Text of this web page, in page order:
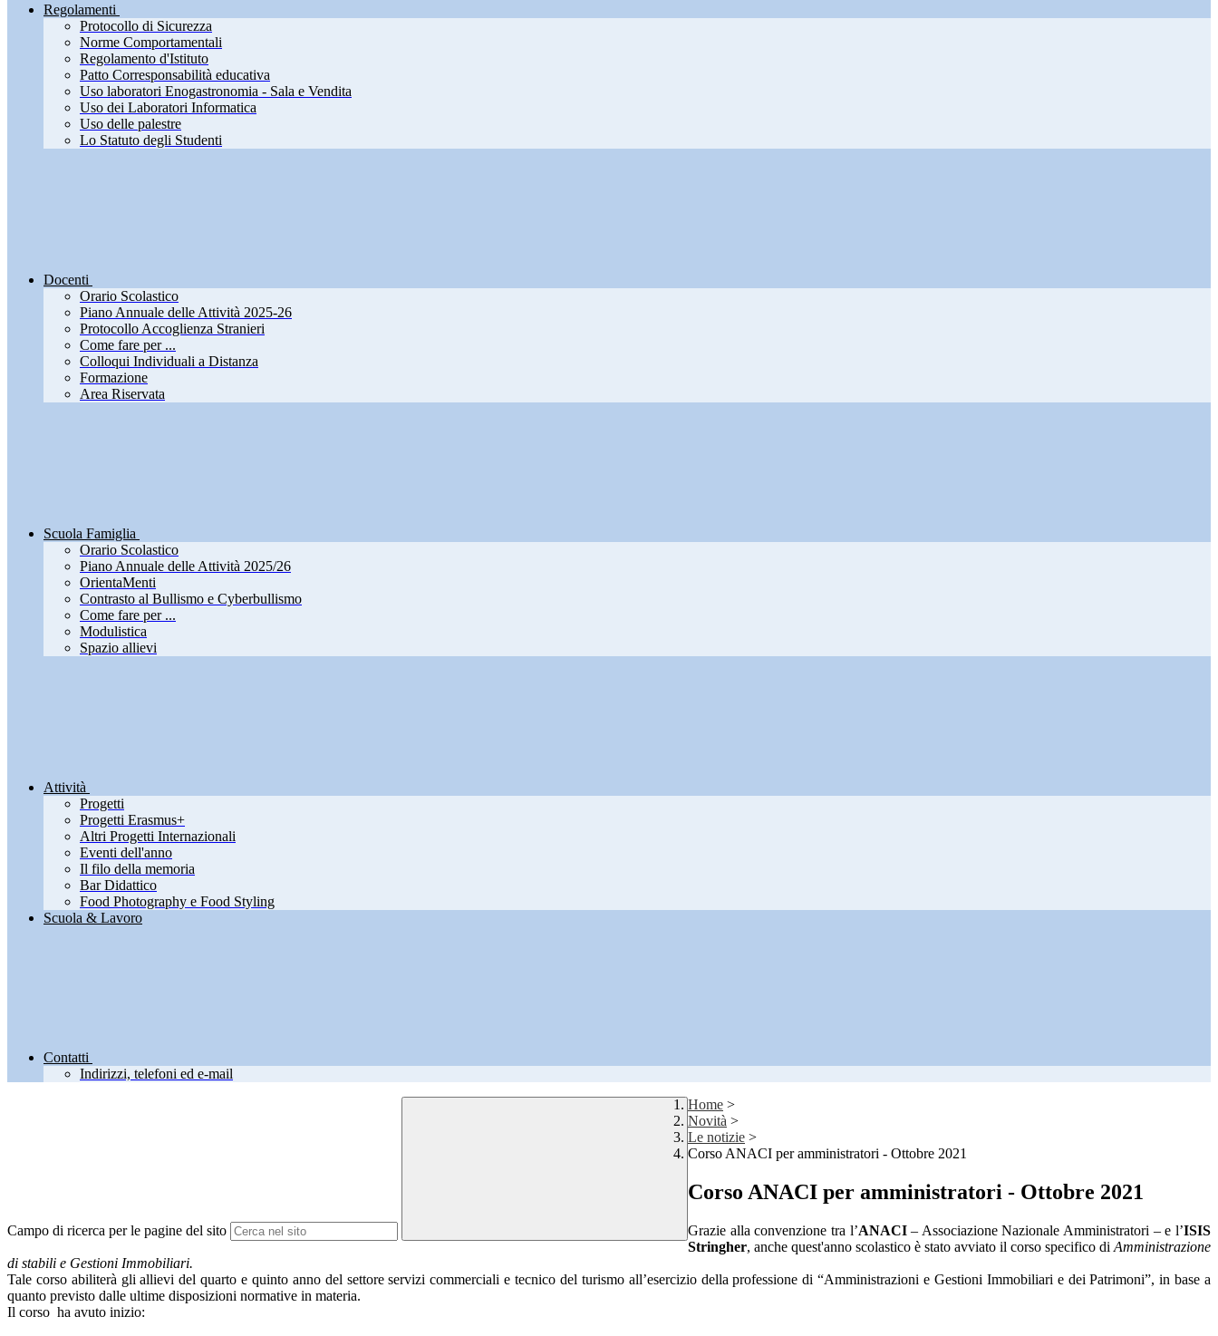
Regolamenti
Protocollo di Sicurezza
Norme Comportamentali
Regolamento d'Istituto
Patto Corresponsabilità educativa
Uso laboratori Enogastronomia - Sala e Vendita
Uso dei Laboratori Informatica
Uso delle palestre
Lo Statuto degli Studenti
Docenti
Orario Scolastico
Piano Annuale delle Attività 2025-26
Protocollo Accoglienza Stranieri
Come fare per ...
Colloqui Individuali a Distanza
Formazione
Area Riservata
Scuola Famiglia
Orario Scolastico
Piano Annuale delle Attività 2025/26
OrientaMenti
Contrasto al Bullismo e Cyberbullismo
Come fare per ...
Modulistica
Spazio allievi
Attività
Progetti
Progetti Erasmus+
Altri Progetti Internazionali
Eventi dell'anno
Il filo della memoria
Bar Didattico
Food Photography e Food Styling
Scuola & Lavoro
Contatti
Indirizzi, telefoni ed e-mail
Campo di ricerca per le pagine del sito
Home >
Novità >
Le notizie >
Corso ANACI per amministratori - Ottobre 2021
Corso ANACI per amministratori - Ottobre 2021
Grazie alla convenzione tra l’ANACI– Associazione Nazionale Amministratori – e l’ISIS
Stringher, anche quest'anno scolastico è stato avviato il corso specifico di Amministrazione
di stabili e Gestioni Immobiliari.
Tale corso abiliterà gli allievi del quarto e quinto anno del settore servizi commerciali e tecnico del turismo all’esercizio della professione di “Amministrazioni e Gestioni Immobiliari e dei Patrimoni”, in base a
quanto previsto dalle ultime disposizioni normative in materia.
Il corso ha avuto inizio: